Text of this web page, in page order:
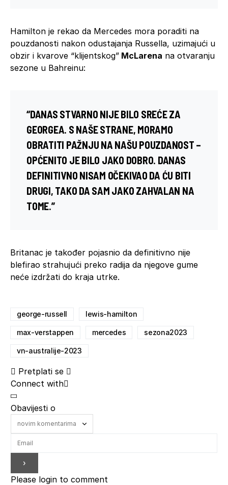
Hamilton je rekao da Mercedes mora poraditi na
pouzdanosti nakon odustajanja Russella, uzimajući u
obzir i kvarove “klijentskog” McLarena na otvaranju
sezone u Bahreinu:
“DANAS STVARNO NIJE BILO SREĆE ZA
GEORGEA. S NAŠE STRANE, MORAMO
OBRATITI PAŽNJU NA NAŠU POUZDANOST –
OPĆENITO JE BILO JAKO DOBRO. DANAS
DEFINITIVNO NISAM OČEKIVAO DA ĆU BITI
DRUGI, TAKO DA SAM JAKO ZAHVALAN NA
TOME.”
Britanac je također pojasnio da definitivno nije
blefirao strahujući preko radija da njegove gume
neće izdržati do kraja utrke.
george-russell lewis-hamilton
max-verstappen mercedes sezona2023
vn-australije-2023
Pretplati se
Connect with
Obavijesti o
Please login to comment